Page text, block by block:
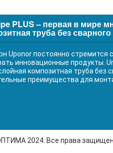
PLUS – первая в мире
труба без
Uponor постоянно стремится
инновационные продукты.
композитная труба без
преимущества для
2024. Все права